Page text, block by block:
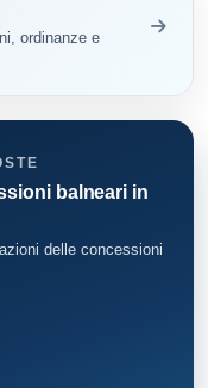
ordinanze e
balneari in
delle concessioni